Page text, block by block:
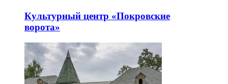
Культурный центр «Покровские
ворота»